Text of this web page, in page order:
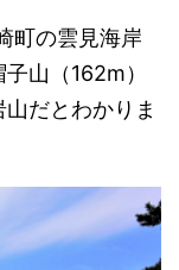
町の雲見海岸
山（162m）
だとわかりま